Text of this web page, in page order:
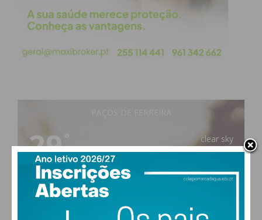
29
clear sky
49% humidade
MAX 29 • MIN 29